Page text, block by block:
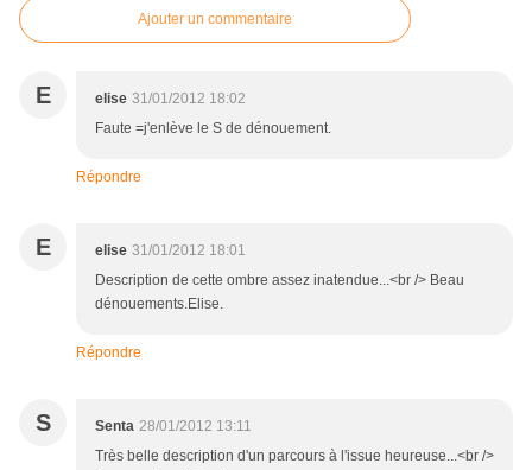
Ajouter un commentaire
E elise 31/01/2012 18:02
Faute =j'enlève le S de dénouement.
Répondre
E elise 31/01/2012 18:01
Description de cette ombre assez inatendue...<br /> Beau
dénouements.Elise.
Répondre
S Senta 28/01/2012 13:11
Très belle description d'un parcours à l'issue heureuse...<br />